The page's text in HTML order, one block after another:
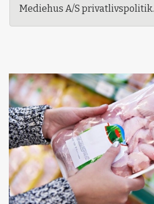
Mediehus A/S privatlivspolitik.